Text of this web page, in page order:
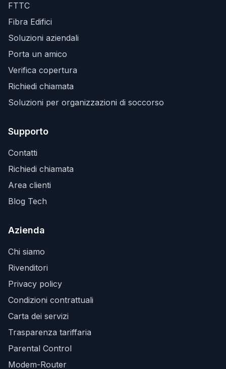
FTTC
Fibra Edifici
Soluzioni aziendali
Porta un amico
Verifica copertura
Richiedi chiamata
Soluzioni per organizzazioni di soccorso
Supporto
Contatti
Richiedi chiamata
Area clienti
Blog Tech
Azienda
Chi siamo
Rivenditori
Privacy policy
Condizioni contrattuali
Carta dei servizi
Trasparenza tariffaria
Parental Control
Modem-Router